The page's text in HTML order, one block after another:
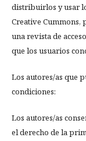
distribuirlos y usar
Creative Cummons,
una revista de
que los usuarios
Los autores/as que
condiciones:
Los autores/as
el derecho de la